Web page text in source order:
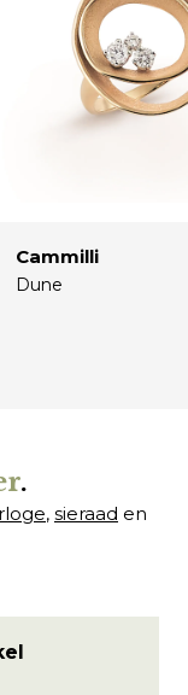
Cammilli
Dune
.
, sieraad en